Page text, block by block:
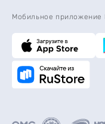
Мобильное приложение